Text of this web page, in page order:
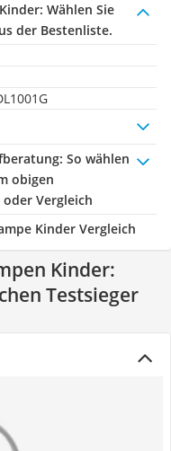
Wählen Sie
der Bestenliste.
: So wählen
obigen
Vergleich
Kinder Vergleich
Kinder:
Testsieger